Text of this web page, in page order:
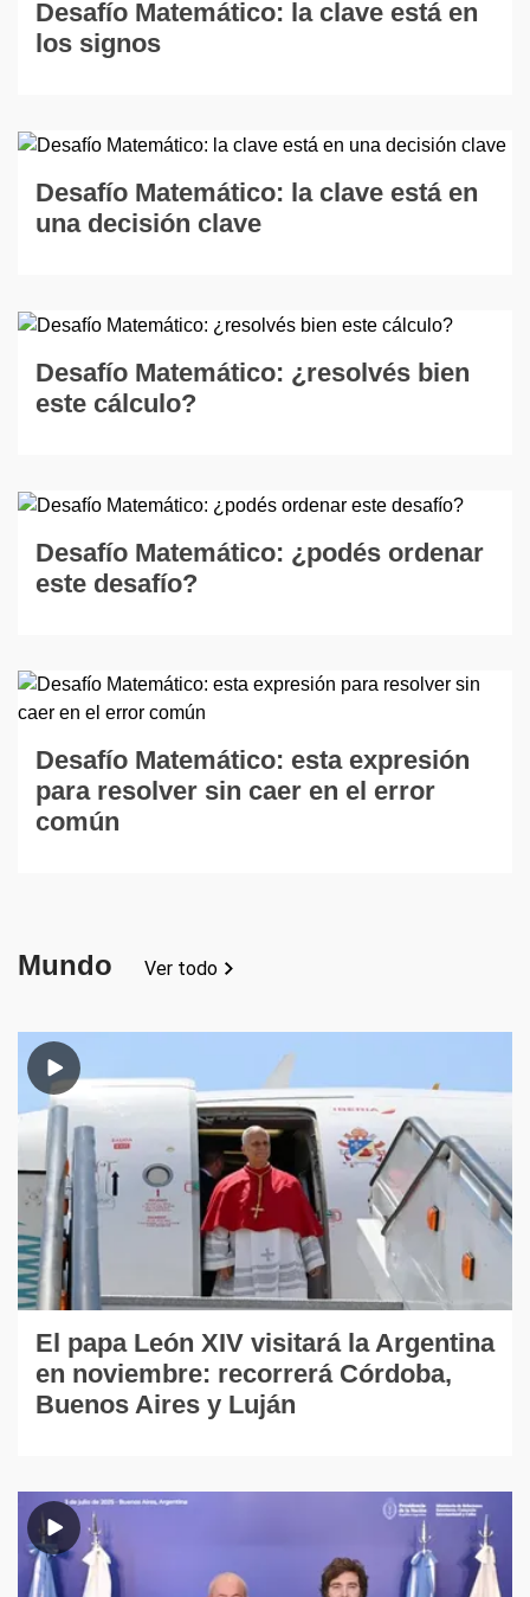
Desafío Matemático: la clave está en
los signos
Desafío Matemático: la clave está en
una decisión clave
Desafío Matemático: ¿resolvés bien
este cálculo?
Desafío Matemático: ¿podés ordenar
este desafío?
Desafío Matemático: esta expresión
para resolver sin caer en el error
común
Mundo Ver todo
El papa León XIV visitará la Argentina
en noviembre: recorrerá Córdoba,
Buenos Aires y Luján